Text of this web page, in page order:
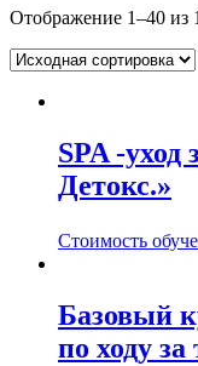
Отображение 1–40 из
SPA -
Детокс.»
Стоимость
Базовый
по ходу за